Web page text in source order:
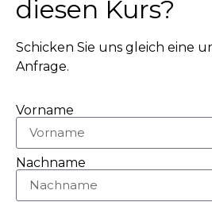
diesen Kurs?
Schicken Sie uns gleich eine
Anfrage.
Vorname
Nachname